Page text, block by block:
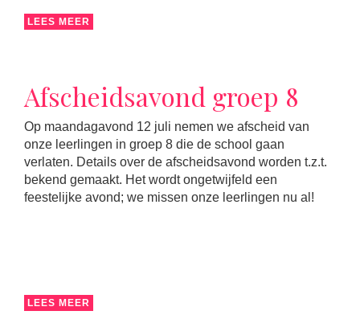
LEES MEER
Afscheidsavond groep 8
Op maandagavond 12 juli nemen we afscheid van
onze leerlingen in groep 8 die de school gaan
verlaten. Details over de afscheidsavond worden t.z.t.
bekend gemaakt. Het wordt ongetwijfeld een
feestelijke avond; we missen onze leerlingen nu al!
LEES MEER